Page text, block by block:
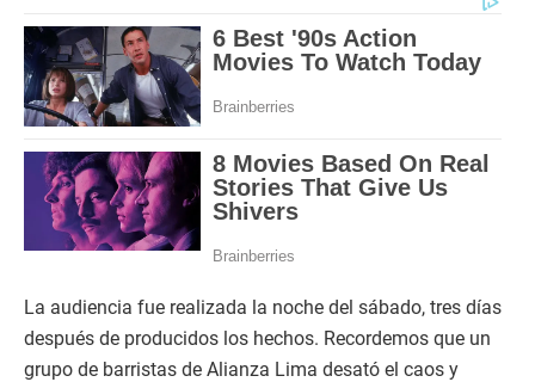
La audiencia fue realizada la noche del sábado, tres días
después de producidos los hechos. Recordemos que un
grupo de barristas de Alianza Lima desató el caos y